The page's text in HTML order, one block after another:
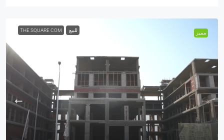
مميز للبيع THE SQUARE COM